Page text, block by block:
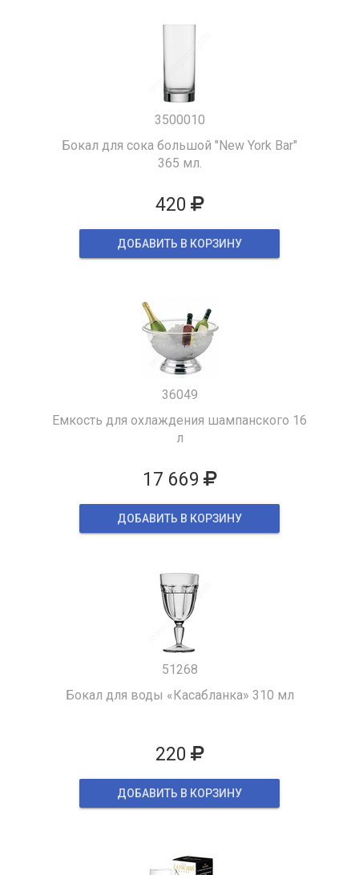
3500010
Бокал для сока большой "New York Bar"
365 мл.
420
ДОБАВИТЬ В КОРЗИНУ
36049
Емкость для охлаждения шампанского 16
л
17 669
ДОБАВИТЬ В КОРЗИНУ
51268
Бокал для воды «Касабланка» 310 мл
220
ДОБАВИТЬ В КОРЗИНУ